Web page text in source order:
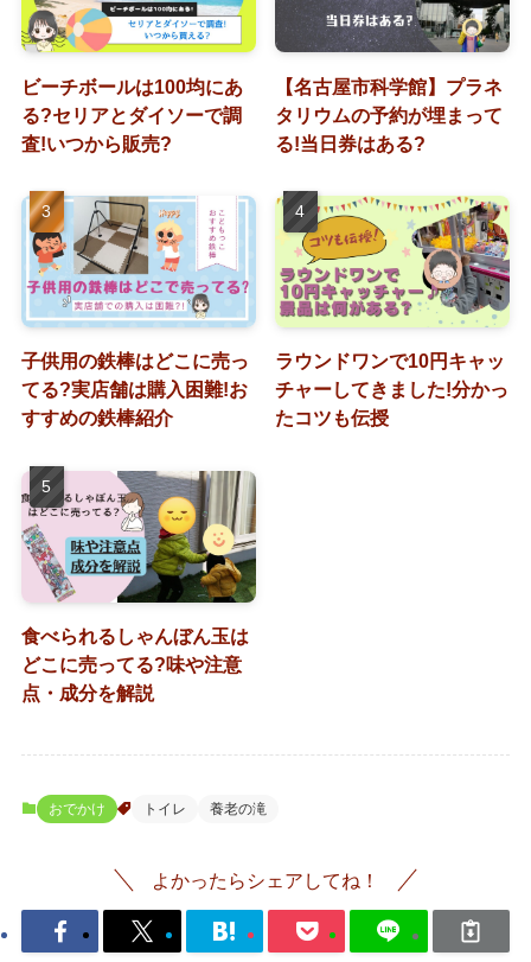
ビーチボールは100均にあ
る?セリアとダイソーで調
査!いつから販売?
【名古屋市科学館】プラネ
タリウムの予約が埋まって
る!当日券はある?
子供用の鉄棒はどこに売っ
てる?実店舗は購入困難!お
すすめの鉄棒紹介
ラウンドワンで10円キャッ
チャーしてきました!分かっ
たコツも伝授
食べられるしゃんぼん玉は
どこに売ってる?味や注意
点・成分を解説
おでかけ トイレ 養老の滝
よかったらシェアしてね！